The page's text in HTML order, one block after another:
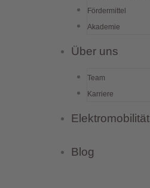
Fördermittel
Akademie
Über uns
Team
Karriere
Elektromobilität
Blog